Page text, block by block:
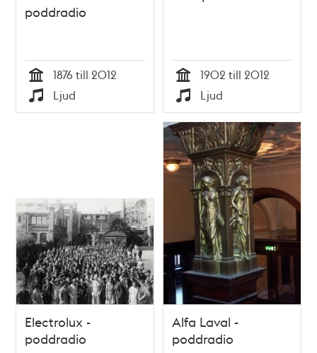
poddradio
Tid
1876 till 2012
Typ
Ljud Tid
1902 till 2012
Typ
Ljud
Electrolux -
poddradio
Alfa Laval -
poddradio